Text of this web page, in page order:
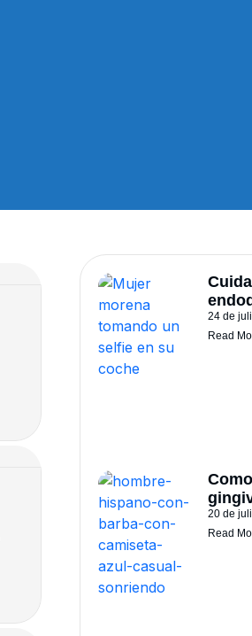
24 de
Read
20 de
Read